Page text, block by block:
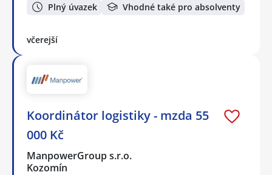
Plný úvazek Vhodné také pro absolventy
včerejší
Koordinátor logistiky - mzda 55
000 Kč
ManpowerGroup s.r.o.
Kozomín